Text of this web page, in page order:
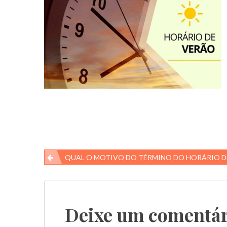
Navegação
de
QUAL O MOTIVO DO TÉRMINO DO HORÁRIO DE
Deixe um